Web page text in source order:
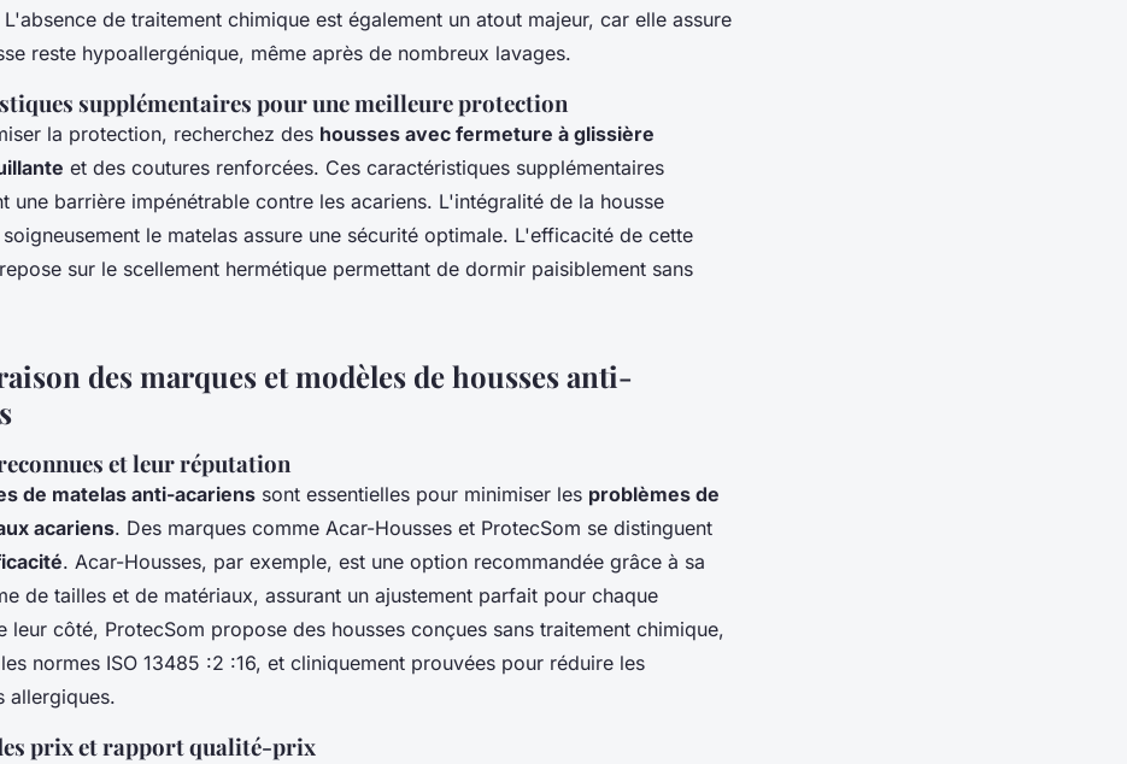
de traitement chimique est également un atout majeur, car elle assure
reste hypoallergénique, même après de nombreux lavages.
supplémentaires pour une meilleure protection
la protection, recherchez des housses avec fermeture à glissière
et des coutures renforcées. Ces caractéristiques supplémentaires
une barrière impénétrable contre les acariens. L'intégralité de la housse
le matelas assure une sécurité optimale. L'efficacité de cette
sur le scellement hermétique permettant de dormir paisiblement sans
des marques et modèles de housses anti-
et leur réputation
de matelas anti-acariens sont essentielles pour minimiser les problèmes de
acariens. Des marques comme Acar-Housses et ProtecSom se distinguent
. Acar-Housses, par exemple, est une option recommandée grâce à sa
de tailles et de matériaux, assurant un ajustement parfait pour chaque
leur côté, ProtecSom propose des housses conçues sans traitement chimique,
normes ISO 13485 :2 :16, et cliniquement prouvées pour réduire les
allergiques.
prix et rapport qualité-prix